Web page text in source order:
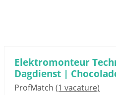
Elektromonteur
Dagdienst |
ProfMatch (1 vacature)